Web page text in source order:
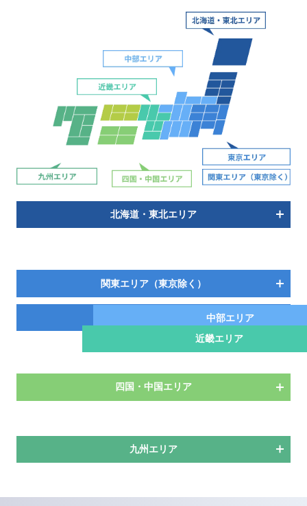
関東エリア（東京除く）
北海道・東北エリア
中部エリア
近畿エリア
四国・中国エリア
九州エリア